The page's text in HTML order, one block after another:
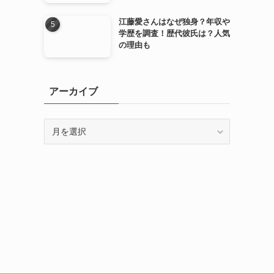
江藤愛さんはなぜ独身？年収や
学歴を調査！歴代彼氏は？人気
の理由も
アーカイブ